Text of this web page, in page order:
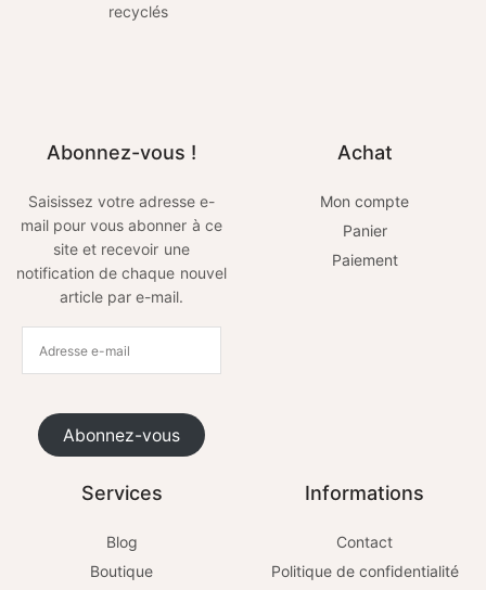
recyclés
Abonnez-vous !
Saisissez votre adresse e-
mail pour vous abonner à ce
site et recevoir une
notification de chaque nouvel
article par e-mail.
Abonnez-vous
Achat
Mon compte
Panier
Paiement
Services
Blog
Boutique
Informations
Contact
Politique de confidentialité